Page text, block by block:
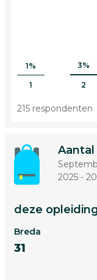
1%
1
3%
2
215 respondenten
2025 -
deze
Breda
31